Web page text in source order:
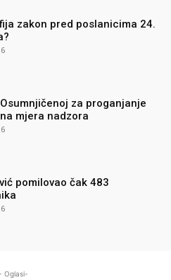
zakon pred poslanicima 24.
za proganjanje
mjera nadzora
pomilovao čak 483
Oglasi-